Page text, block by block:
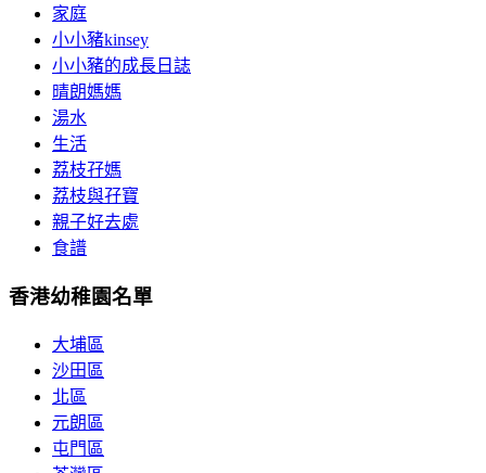
家庭
小小豬kinsey
小小豬的成長日誌
晴朗媽媽
湯水
生活
荔枝孖媽
荔枝與孖寶
親子好去處
食譜
香港幼稚園名單
大埔區
沙田區
北區
元朗區
屯門區